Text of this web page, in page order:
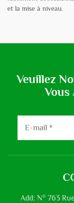
et la mise à niveau.
Veuillez
Vous
Add: N° 763